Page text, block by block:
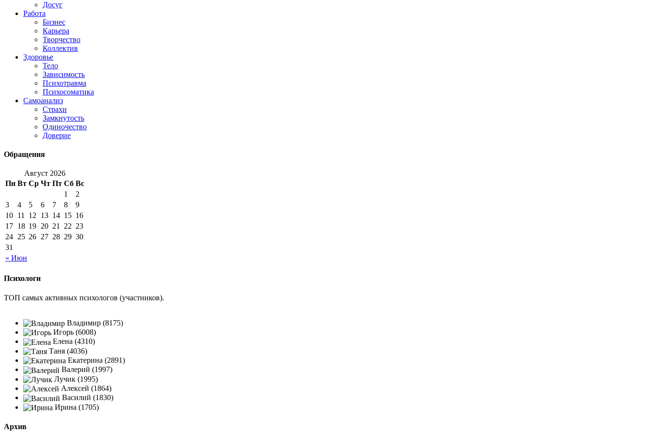
Досуг
Работа
Бизнес
Карьера
Творчество
Коллектив
Здоровье
Тело
Зависимость
Психотравма
Психосоматика
Самоанализ
Страхи
Замкнутость
Одиночество
Доверие
Обращения
Август 2026
Пн Вт Ср Чт Пт Сб Вс
« Июн
1
2
3
4 5 6 7 8
9
10 11 12 13 14 15 16
17 18 19 20 21 22 23
24 25 26 27 28 29 30
31
Психологи
ТОП самых активных психологов (участников).
Владимир (8175)
Игорь (6008)
Елена (4310)
Таня (4036)
Екатерина (2891)
Валерий (1997)
Лучик (1995)
Алексей (1864)
Василий (1830)
Ирина (1705)
Архив